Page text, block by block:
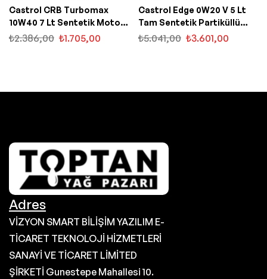
Castrol CRB Turbomax
10W40 7 Lt Sentetik Motor
Yağı
₺2.386,00 ₺1.705,00
Castrol Edge 0W20 V 5 Lt
Tam Sentetik Partiküllü
Motor Yağı
₺5.041,00 ₺3.601,00
Adres
VİZYON SMART BİLİŞİM YAZILIM E-
TİCARET TEKNOLOJİ HİZMETLERİ
SANAYİ VE TİCARET LİMİTED
ŞİRKETİ Gunestepe Mahallesi 10.